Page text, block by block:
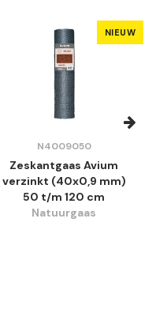
NIEUW
N4009050
Zeskantgaas Avium
verzinkt (40x0,9 mm)
50 t/m 120 cm
Natuurgaas